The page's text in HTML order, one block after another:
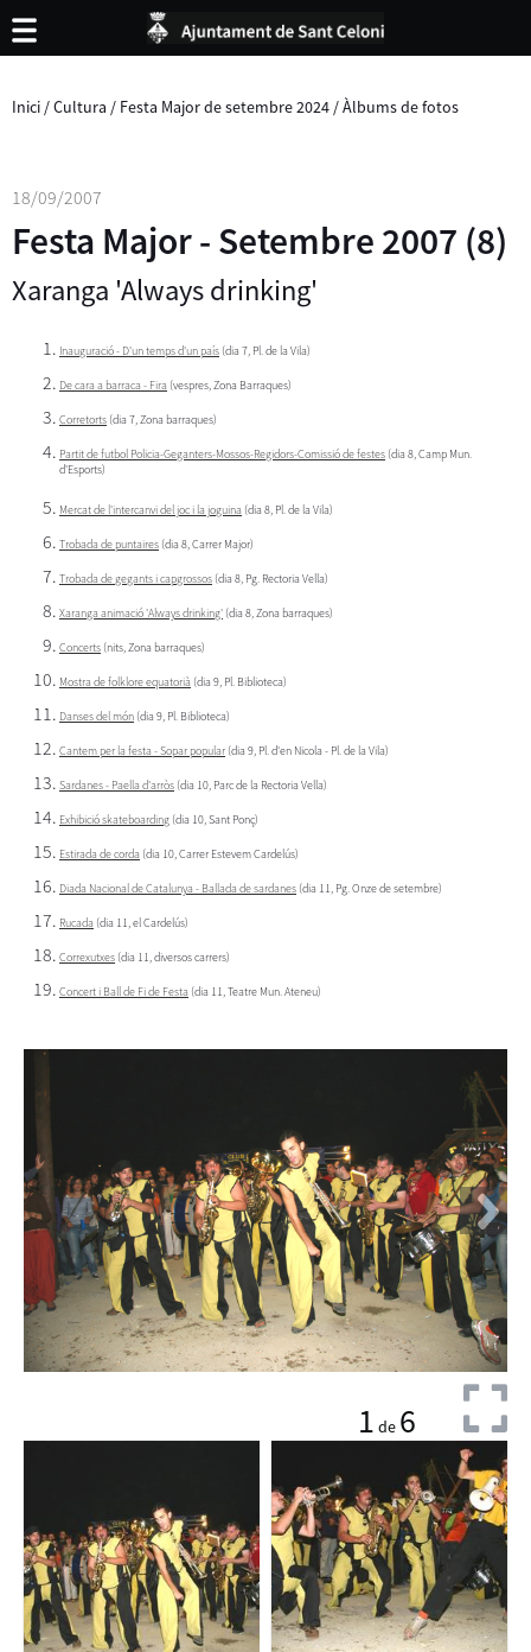
Inici /Cultura / Festa Major de setembre 2024 /Àlbums de fotos
18/09/2007
Festa Major - Setembre 2007 (8)
Xaranga 'Always drinking'
Inauguració - D'un temps d'un país (dia 7, Pl. de la Vila)
De cara a barraca - Fira (vespres, Zona Barraques)
Corretorts (dia 7, Zona barraques)
Partit de futbol Policia-Geganters-Mossos-Regidors-Comissió de festes (dia 8, Camp Mun.
d'Esports)
Mercat de l'intercanvi del joc i la joguina (dia 8, Pl. de la Vila)
Trobada de puntaires (dia 8, Carrer Major)
Trobada de gegants i capgrossos (dia 8, Pg. Rectoria Vella)
Xaranga animació 'Always drinking' (dia 8, Zona barraques)
Concerts (nits, Zona barraques)
Mostra de folklore equatorià (dia 9, Pl. Biblioteca)
Danses del món (dia 9, Pl. Biblioteca)
Cantem per la festa - Sopar popular (dia 9, Pl. d'en Nicola - Pl. de la Vila)
Sardanes - Paella d'arròs (dia 10, Parc de la Rectoria Vella)
Exhibició skateboarding (dia 10, Sant Ponç)
Estirada de corda (dia 10, Carrer Estevem Cardelús)
Diada Nacional de Catalunya - Ballada de sardanes (dia 11, Pg. Onze de setembre)
Rucada (dia 11, el Cardelús)
Correxutxes (dia 11, diversos carrers)
Concert i Ball de Fi de Festa (dia 11, Teatre Mun. Ateneu)
1 de 6